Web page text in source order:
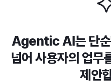
Agentic AI는 단순
넘어사용자의 업무
제안